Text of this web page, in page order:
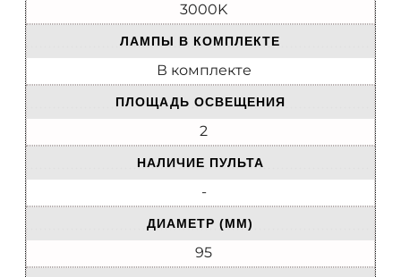
3000K
ЛАМПЫ В КОМПЛЕКТЕ
В комплекте
ПЛОЩАДЬ ОСВЕЩЕНИЯ
2
НАЛИЧИЕ ПУЛЬТА
-
ДИАМЕТР (ММ)
95